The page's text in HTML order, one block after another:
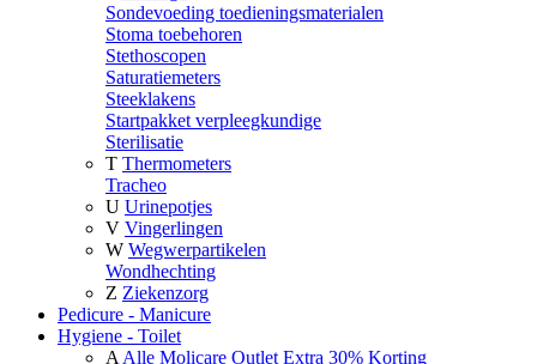
Sondevoeding toedieningsmaterialen
Stoma toebehoren
Stethoscopen
Saturatiemeters
Steeklakens
Startpakket verpleegkundige
Sterilisatie
T Thermometers
Tracheo
U Urinepotjes
V Vingerlingen
W Wegwerpartikelen
Wondhechting
Z Ziekenzorg
Pedicure - Manicure
Hygiene - Toilet
A Alle Molicare Outlet Extra 30% Korting